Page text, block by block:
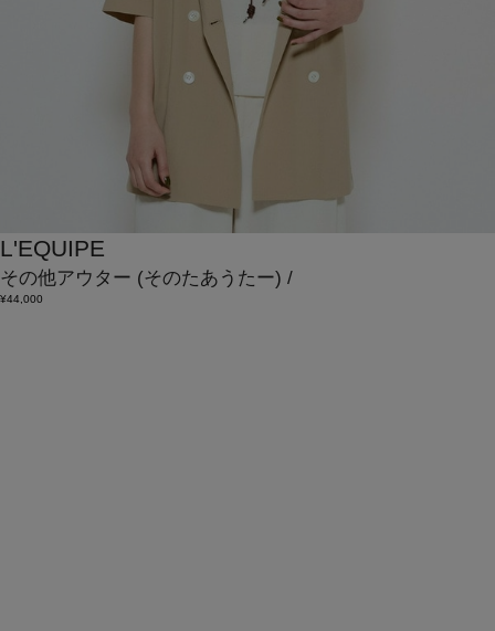
L'EQUIPE
その他アウター (そのたあうたー) /
¥44,000